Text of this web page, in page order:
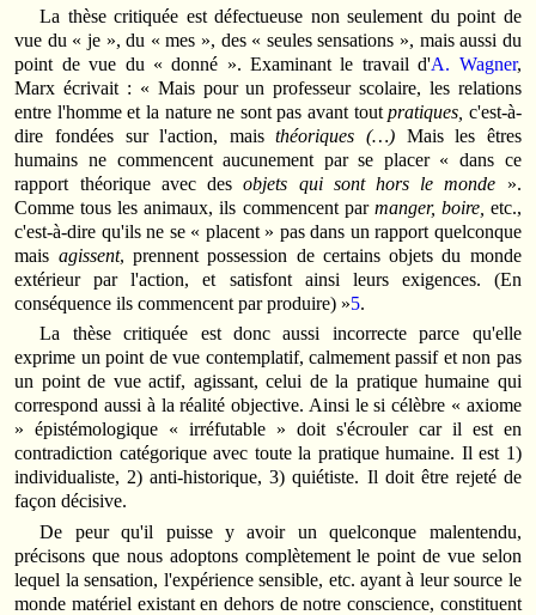
La thèse critiquée est défectueuse non seulement du point de
vue du « je », du « mes », des « seules sensations », mais aussi du
point de vue du « donné ». Examinant le travail d'A. Wagner,
Marx écrivait : « Mais pour un professeur scolaire, les relations
entre l'homme et la nature ne sont pas avant toutpratiques, c'est-à-
dire fondées sur l'action, maisthéoriques (…) Mais les êtres
humains ne commencent aucunement par se placer « dans ce
rapport théorique avec desobjets qui sont hors le monde ».
Comme tous les animaux, ils commencent par manger, boire, etc.,
c'est-à-dire qu'ils ne se « placent » pas dans un rapport quelconque
mais agissent, prennent possession de certains objets du monde
extérieur par l'action, et satisfont ainsi leurs exigences. (En
conséquence ils commencent par produire) »5.
La thèse critiquée est donc aussi incorrecte parce qu'elle
exprime un point de vue contemplatif, calmement passif et non pas
un point de vue actif, agissant, celui de la pratique humaine qui
correspond aussi à la réalité objective. Ainsi le si célèbre « axiome
» épistémologique « irréfutable » doit s'écrouler car il est en
contradiction catégorique avec toute la pratique humaine. Il est 1)
individualiste, 2) anti-historique, 3) quiétiste. Il doit être rejeté de
façon décisive.
De peur qu'il puisse y avoir un quelconque malentendu,
précisons que nous adoptons complètement le point de vue selon
lequel la sensation, l'expérience sensible, etc. ayant à leur source le
monde matériel existant en dehors de notre conscience, constituent